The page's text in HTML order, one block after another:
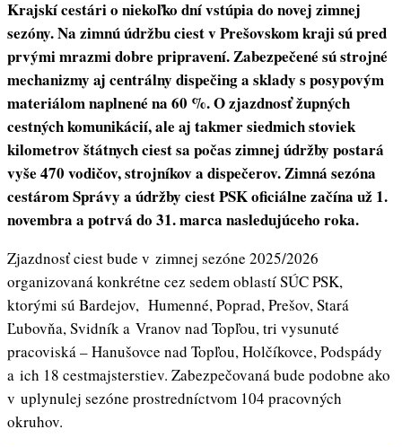
Krajskí cestári o niekoľko dní vstúpia do novej zimnej
sezóny. Na zimnú údržbu ciest v Prešovskom kraji sú pred
prvými mrazmi dobre pripravení. Zabezpečené sú strojné
mechanizmy aj centrálny dispečing a sklady s posypovým
materiálom naplnené na 60 %. O zjazdnosť župných
cestných komunikácií, ale aj takmer siedmich stoviek
kilometrov štátnych ciest sa počas zimnej údržby postará
vyše 470 vodičov, strojníkov a dispečerov. Zimná sezóna
cestárom Správy a údržby ciest PSK oficiálne začína už 1.
novembra a potrvá do 31. marca nasledujúceho roka.
Zjazdnosť ciest bude v zimnej sezóne 2025/2026
organizovaná konkrétne cez sedem oblastí SÚC PSK,
ktorými sú Bardejov, Humenné, Poprad, Prešov, Stará
Ľubovňa, Svidník a Vranov nad Topľou, tri vysunuté
pracoviská – Hanušovce nad Topľou, Holčíkovce, Podspády
a ich 18 cestmajsterstiev. Zabezpečovaná bude podobne ako
v uplynulej sezóne prostredníctvom 104 pracovných
okruhov.